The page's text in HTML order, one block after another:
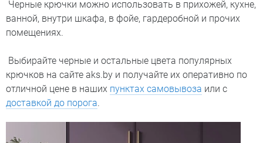
Черные крючки можно использовать в прихожей, кухне,
ванной, внутри шкафа, в фойе, гардеробной и прочих
помещениях.
Выбирайте черные и остальные цвета популярных
крючков на сайте aks.by и получайте их оперативно по
отличной цене в наших пунктах самовывоза или с
доставкой до порога.